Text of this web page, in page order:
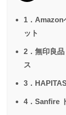
1．Amazon
ット
2．無印良
ス
3．
4．Sanfire